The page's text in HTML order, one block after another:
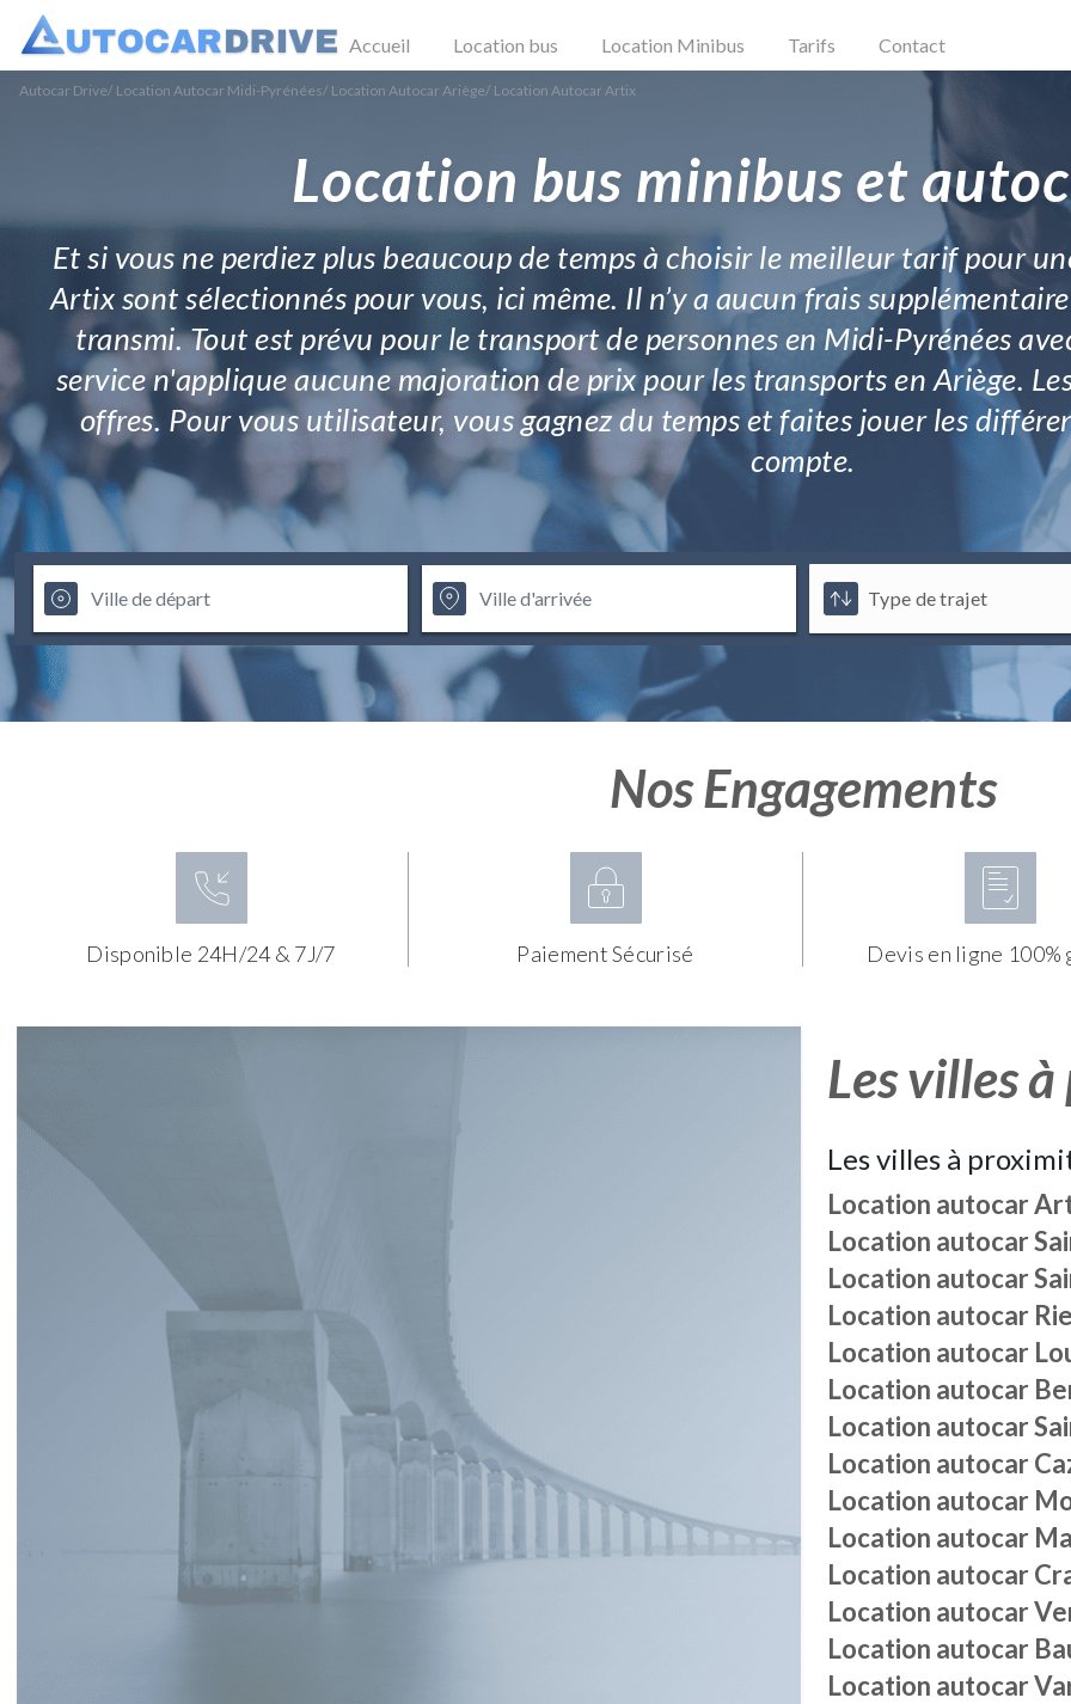
Accueil Location bus Location Minibus Tarifs Contact
Autocar Drive/ Location Autocar Midi-Pyrénées/ Location Autocar Ariège/ Location Autocar Artix
Location bus minibus et
Et si vous ne perdiez plus beaucoup de temps à choisir le meilleur tarif pour
Artix sont sélectionnés pour vous, ici même. Il n’y a aucun frais
transmi. Tout est prévu pour le transport de personnes en Midi-Pyrénées
service n'applique aucune majoration de prix pour les transports en Ariège.
offres. Pour vous utilisateur, vous gagnez du temps et faites jouer les
compte.
Nos Engagements
Disponible 24H/24 & 7J/7 Paiement Sécurisé Devis en ligne
Les villes
Les villes à
Location autocar
Location autocar
Location autocar
Location autocar
Location autocar
Location autocar
Location autocar
Location autocar
Location autocar
Location autocar
Location autocar
Location autocar
Location autocar
Location autocar